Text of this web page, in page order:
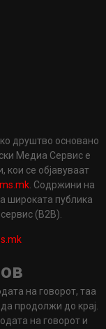
друштво основано
Медиа Сервис е
кои се објавуваат
. Содржини на
широката публика
(B2B).
на говорот, таа
продолжи до крај.
на говорот и